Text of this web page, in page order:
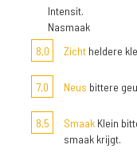
Intensit.
Nasmaak
8,0
Zicht heldere
7,0 Neus bittere
8,5 Smaak Klein
smaak krijgt.